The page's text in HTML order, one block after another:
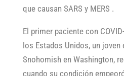
que causan SARS y MERS .
El primer paciente con
los Estados Unidos, un joven
Snohomish en Washington,
cuando su condición